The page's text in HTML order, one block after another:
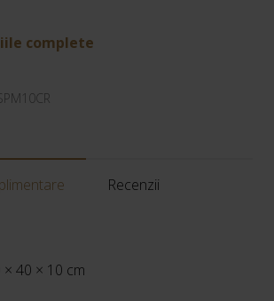
complete
Recenzii
× 40 × 10 cm